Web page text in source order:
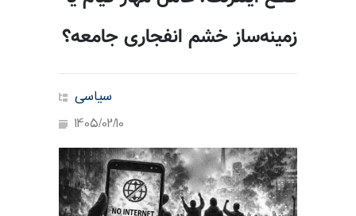
زمینه‌ساز خشم انفجاری جامعه؟
سیاسی
1405/02/10